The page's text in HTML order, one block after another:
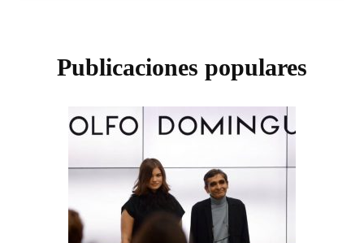
Publicaciones populares